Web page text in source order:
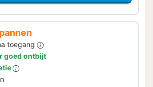
toegang
goed ontbijt